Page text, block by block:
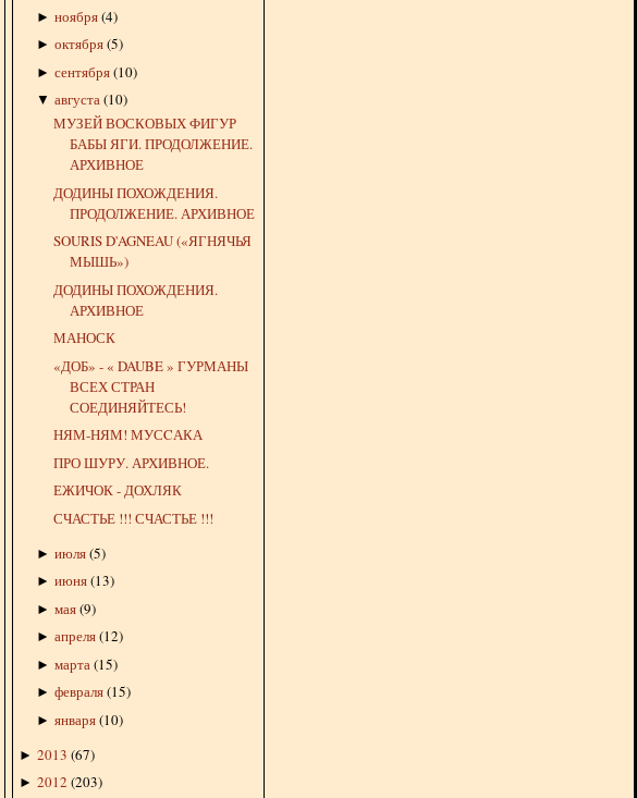
► ноября(4)
► октября(5)
► сентября(10)
▼ августа(10)
МУЗЕЙ ВОСКОВЫХ ФИГУР
БАБЫ ЯГИ. ПРОДОЛЖЕНИЕ.
АРХИВНОЕ
ДОДИНЫ ПОХОЖДЕНИЯ.
ПРОДОЛЖЕНИЕ. АРХИВНОЕ
SOURIS D'AGNEAU («ЯГНЯЧЬЯ
МЫШЬ»)
ДОДИНЫ ПОХОЖДЕНИЯ.
АРХИВНОЕ
МАНОСК
«ДОБ» - « DAUBE » ГУРМАНЫ
ВСЕХ СТРАН
СОЕДИНЯЙТЕСЬ!
НЯМ-НЯМ! МУСCАКА
ПРО ШУРУ. АРХИВНОЕ.
ЕЖИЧОК - ДОХЛЯК
СЧАСТЬЕ !!! СЧАСТЬЕ !!!
► июля(5)
► июня(13)
► мая(9)
► апреля(12)
► марта(15)
► февраля(15)
► января(10)
► 2013 (67)
► 2012 (203)